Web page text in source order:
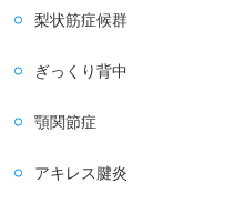
梨状筋症候群
ぎっくり背中
顎関節症
アキレス腱炎